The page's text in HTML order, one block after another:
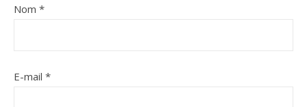
Nom *
E-mail *